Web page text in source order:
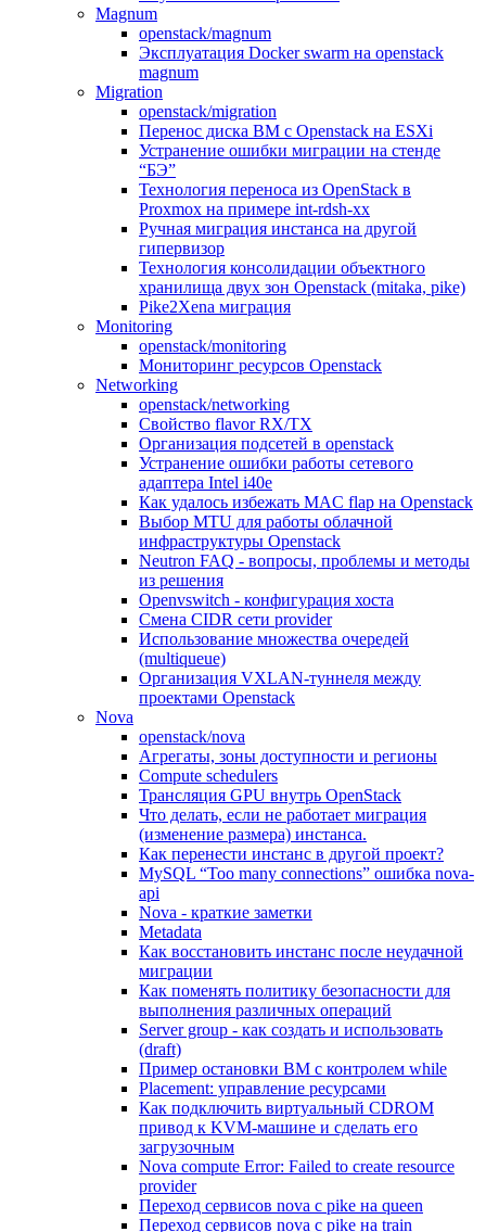
Magnum
openstack/magnum
Эксплуатация Docker swarm на openstack
magnum
Migration
openstack/migration
Перенос диска ВМ с Openstack на ESXi
Устранение ошибки миграции на стенде
“БЭ”
Технология переноса из OpenStack в
Proxmox на примере int-rdsh-xx
Ручная миграция инстанса на другой
гипервизор
Технология консолидации объектного
хранилища двух зон Openstack (mitaka, pike)
Pike2Xena миграция
Monitoring
openstack/monitoring
Мониторинг ресурсов Openstack
Networking
openstack/networking
Свойство flavor RX/TX
Организация подсетей в openstack
Устранение ошибки работы сетевого
адаптера Intel i40e
Как удалось избежать MAC flap на Openstack
Выбор MTU для работы облачной
инфраструктуры Openstack
Neutron FAQ - вопросы, проблемы и методы
из решения
Openvswitch - конфигурация хоста
Смена CIDR сети provider
Использование множества очередей
(multiqueue)
Организация VXLAN-туннеля между
проектами Openstack
Nova
openstack/nova
Агрегаты, зоны доступности и регионы
Compute schedulers
Трансляция GPU внутрь OpenStack
Что делать, если не работает миграция
(изменение размера) инстанса.
Как перенести инстанс в другой проект?
MySQL “Too many connections” ошибка nova-
api
Nova - краткие заметки
Metadata
Как восстановить инстанс после неудачной
миграции
Как поменять политику безопасности для
выполнения различных операций
Server group - как создать и использовать
(draft)
Пример остановки ВМ с контролем while
Placement: управление ресурсами
Как подключить виртуальный CDROM
привод к KVM-машине и сделать его
загрузочным
Nova compute Error: Failed to create resource
provider
Переход сервисов nova с pike на queen
Переход сервисов nova с pike на train